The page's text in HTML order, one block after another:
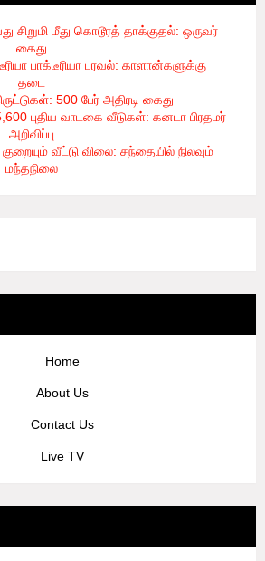
சிறுமி மீது கொடூரத் தாக்குதல்: ஒருவர்
கைது
பாக்டீரியா பரவல்: காளான்களுக்கு
தடை
500 பேர் அதிரடி கைது
புதிய வாடகை வீடுகள்: கனடா பிரதமர்
அறிவிப்பு
வீட்டு விலை: சந்தையில் நிலவும்
மந்தநிலை- 8/6/2026
Home
About Us
Contact Us
Live TV